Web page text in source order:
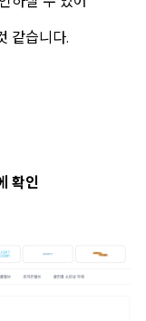
같습니다.
확인